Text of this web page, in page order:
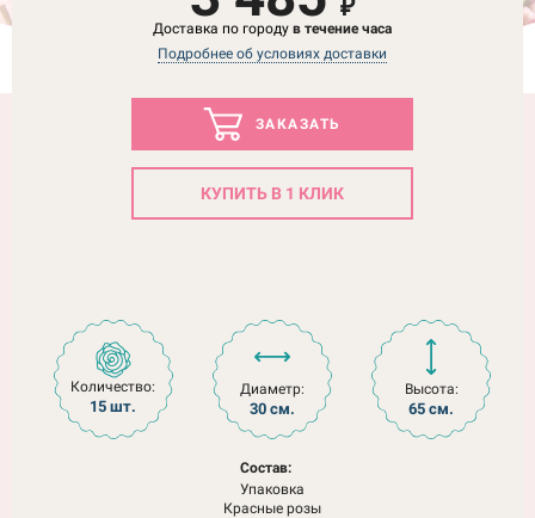
₽
Доставка по городув течение часа
Подробнее об условиях доставки
ЗАКАЗАТЬ
КУПИТЬ В 1 КЛИК
Количество:
15 шт.
Диаметр:
30 см.
Высота:
65 см.
Состав:
Упаковка
Красные розы